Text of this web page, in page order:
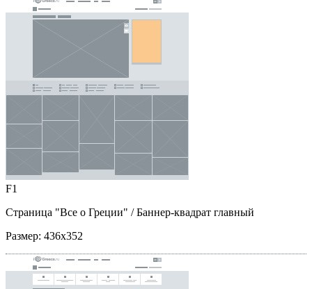
F1
Страница "Все о Греции" / Баннер-квадрат главный
Размер: 436x352